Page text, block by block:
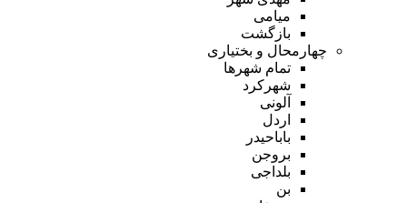
میامی
بازگشت
چهارمحال و بختیاری
تمام شهر‌ها
شهرکرد
آلونی
اردل
باباحیدر
بروجن
بلداجی
بن